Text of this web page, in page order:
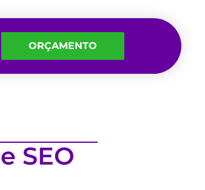
ORÇAMENTO
SEO